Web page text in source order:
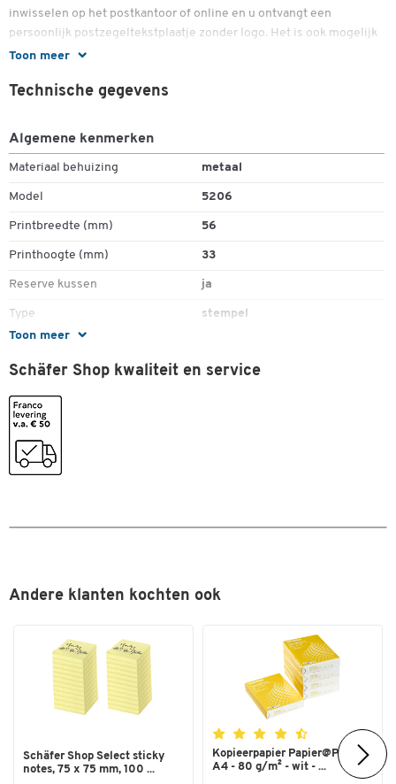
Toon meer
inwisselen op het postkantoor of online en u ontvangt een
persoonlijk postzegeltekstplaatje zonder logo. Het is ook mogelijk
om apart van uw trodat Professional 4.0 bedrijfsstempel een logo
Aangenaam licht stempelen met ergonomische handgreep
Uiterst stabiele constructie met stalen kern en zeer stabiele
constructie
Inclusief tekstvoucher (zonder logo)
Logobon kan apart besteld worden
Toon meer
Technische gegevens
Algemene kenmerken
Materiaal behuizing metaal
Model 5206
Printbreedte (mm) 56
Printhoogte (mm) 33
Reserve kussen ja
Type stempel
Zelfkleurend
Kleur
Schäfer Shop kwaliteit en service
Andere klanten kochten ook
Schäfer Shop Select sticky
notes, 75 x 75 mm, 100 ...
Kopieerpapier Papier@Print -
A4 - 80 g/m² - wit - ...